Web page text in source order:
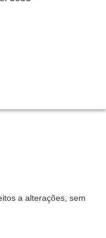
a alterações, sem